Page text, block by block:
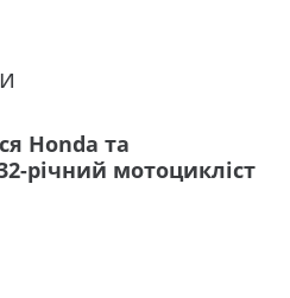
Honda та
річний мотоцикліст